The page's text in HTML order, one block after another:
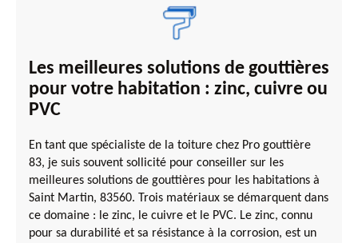
Les meilleures solutions de gouttières
pour votre habitation : zinc, cuivre ou
PVC
En tant que spécialiste de la toiture chez Pro gouttière
83, je suis souvent sollicité pour conseiller sur les
meilleures solutions de gouttières pour les habitations à
Saint Martin, 83560. Trois matériaux se démarquent dans
ce domaine : le zinc, le cuivre et le PVC. Le zinc, connu
pour sa durabilité et sa résistance à la corrosion, est un